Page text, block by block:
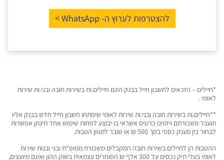
להצטרפות לערוץ ה- WhatsApp >
*חיילים – הזכאים לחשבון חייל בבנק הינם חיילים.ות בשירות חובה ובני.ות שירות
לאומי .
**חיילים.ות בשירות חובה ובני.ות שירות לאומי שיפתחו חשבון חייל חדש בבנק אליו
תועבר משכורתם ויזמינו כרטיס אשראי בו יבוצע לפחות שימוש אחד תינתן אפשרות
לבחור בין מענק כספי בסך 500 ₪ או שובר למגוון הטבות.
ההטבות הן לחיילים בשירות חובה המקבלים משכורת ממופ"ת ובני ובנות שירות
לאומי בעלי תיק נכסים עד 300 אלף ₪ הסוחרים עצמאית בשוק ההון ואינם מיועצים,